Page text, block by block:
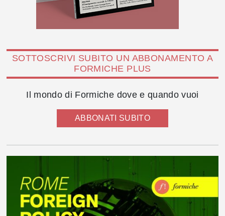
SOTTOSCRIVI SUBITO UN ABBONAMENTO A
FORMICHE PLUS
Il mondo di Formiche dove e quando vuoi
ABBONATI SUBITO